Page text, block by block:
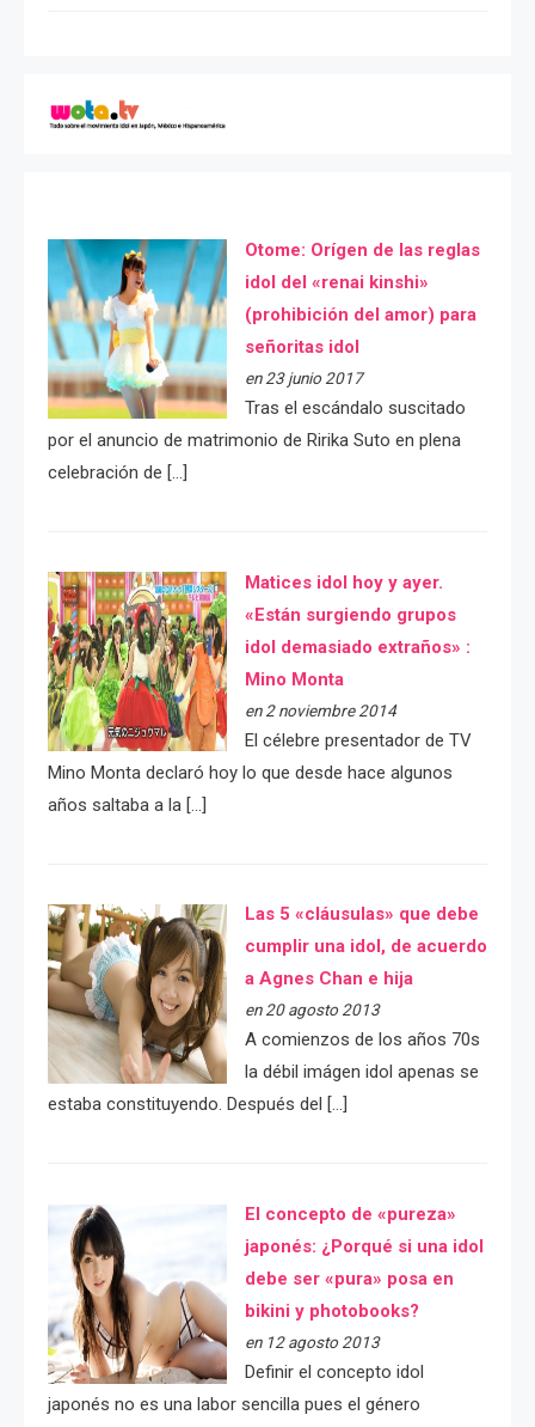
Otome: Orígen de las reglas
idol del «renai kinshi»
(prohibición del amor) para
señoritas idol
en 23 junio 2017
Tras el escándalo suscitado
por el anuncio de matrimonio de Ririka Suto en plena
celebración de […]
Matices idol hoy y ayer.
«Están surgiendo grupos
idol demasiado extraños» :
Mino Monta
en 2 noviembre 2014
El célebre presentador de TV
Mino Monta declaró hoy lo que desde hace algunos
años saltaba a la […]
Las 5 «cláusulas» que debe
cumplir una idol, de acuerdo
a Agnes Chan e hija
en 20 agosto 2013
A comienzos de los años 70s
la débil imágen idol apenas se
estaba constituyendo. Después del […]
El concepto de «pureza»
japonés: ¿Porqué si una idol
debe ser «pura» posa en
bikini y photobooks?
en 12 agosto 2013
Definir el concepto idol
japonés no es una labor sencilla pues el género